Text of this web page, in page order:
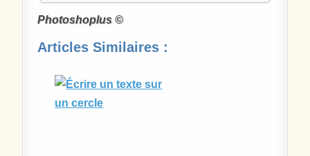
Photoshoplus ©
Articles Similaires :